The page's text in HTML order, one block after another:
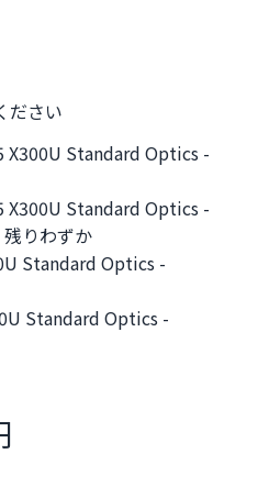
ださい
X300U Standard Optics -
X300U Standard Optics -
りわずか
Standard Optics -
Standard Optics -